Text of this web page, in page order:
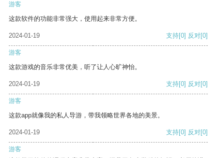
游客
这款软件的功能非常强大，使用起来非常方便。
2024-01-19 支持[0] 反对[0]
游客
这款游戏的音乐非常优美，听了让人心旷神怡。
2024-01-19 支持[0] 反对[0]
游客
这款app就像我的私人导游，带我领略世界各地的美景。
2024-01-19 支持[0] 反对[0]
游客